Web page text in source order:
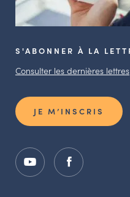
S'ABONNER À LA
Consulter les dernières lettres
JE M’INSCRIS